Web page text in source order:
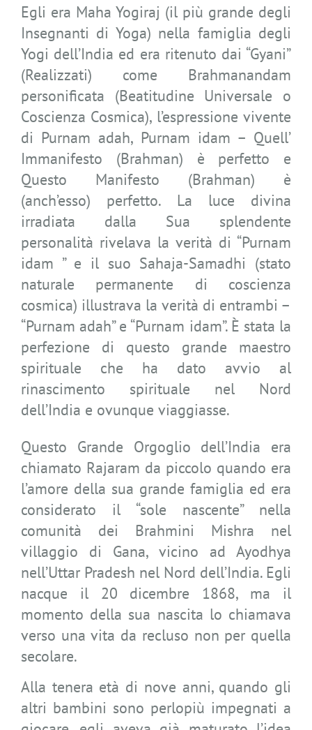
Egli era Maha Yogiraj (il più grande degli
Insegnanti di Yoga) nella famiglia degli
Yogi dell’India ed era ritenuto dai “Gyani”
(Realizzati) come Brahmanandam
personificata (Beatitudine Universale o
Coscienza Cosmica), l’espressione vivente
di Purnam adah, Purnam idam – Quell’
Immanifesto (Brahman) è perfetto e
Questo Manifesto (Brahman) è
(anch’esso) perfetto. La luce divina
irradiata dalla Sua splendente
personalità rivelava la verità di “Purnam
idam ” e il suo Sahaja-Samadhi (stato
naturale permanente di coscienza
cosmica) illustrava la verità di entrambi –
“Purnam adah” e “Purnam idam”. È stata la
perfezione di questo grande maestro
spirituale che ha dato avvio al
rinascimento spirituale nel Nord
dell’India e ovunque viaggiasse.
Questo Grande Orgoglio dell’India era
chiamato Rajaram da piccolo quando era
l’amore della sua grande famiglia ed era
considerato il “sole nascente” nella
comunità dei Brahmini Mishra nel
villaggio di Gana, vicino ad Ayodhya
nell’Uttar Pradesh nel Nord dell’India. Egli
nacque il 20 dicembre 1868, ma il
momento della sua nascita lo chiamava
verso una vita da recluso non per quella
secolare.
Alla tenera età di nove anni, quando gli
altri bambini sono perlopiù impegnati a